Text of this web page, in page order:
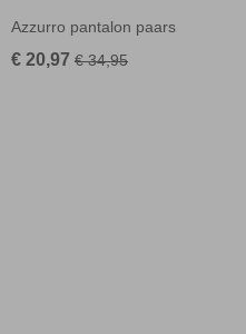
Azzurro pantalon paars
€ 20,97 € 34,95